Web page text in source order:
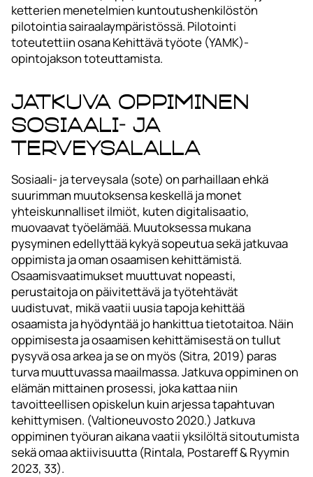
ketterien menetelmien kuntoutushenkilöstön
pilotointia sairaalaympäristössä. Pilotointi
toteutettiin osana Kehittävä työote (YAMK)-
opintojakson toteuttamista.
Jatkuva oppiminen
sosiaali- ja
terveysalalla
Sosiaali- ja terveysala (sote) on parhaillaan ehkä
suurimman muutoksensa keskellä ja monet
yhteiskunnalliset ilmiöt, kuten digitalisaatio,
muovaavat työelämää. Muutoksessa mukana
pysyminen edellyttää kykyä sopeutua sekä jatkuvaa
oppimista ja oman osaamisen kehittämistä.
Osaamisvaatimukset muuttuvat nopeasti,
perustaitoja on päivitettävä ja työtehtävät
uudistuvat, mikä vaatii uusia tapoja kehittää
osaamista ja hyödyntää jo hankittua tietotaitoa. Näin
oppimisesta ja osaamisen kehittämisestä on tullut
pysyvä osa arkea ja se on myös (Sitra, 2019) paras
turva muuttuvassa maailmassa. Jatkuva oppiminen on
elämän mittainen prosessi, joka kattaa niin
tavoitteellisen opiskelun kuin arjessa tapahtuvan
kehittymisen. (Valtioneuvosto 2020.) Jatkuva
oppiminen työuran aikana vaatii yksilöltä sitoutumista
sekä omaa aktiivisuutta (Rintala, Postareff & Ryymin
2023, 33).